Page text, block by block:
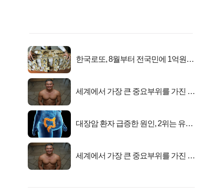
한국로또, 8월부터 전국민에 1억원씩
세계에서 가장 큰 중요부위를 가진 남
대장암 환자 급증한 원인, 2위는 유산
세계에서 가장 큰 중요부위를 가진 남